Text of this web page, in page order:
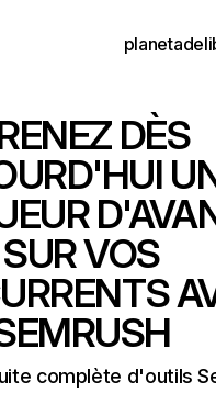
DÈS
SUR VOS
complète d'outils